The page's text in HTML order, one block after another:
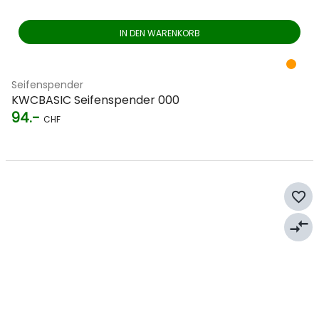
IN DEN WARENKORB
Seifenspender
KWCBASIC Seifenspender 000
94.- CHF
favorite_border
compare_arrows